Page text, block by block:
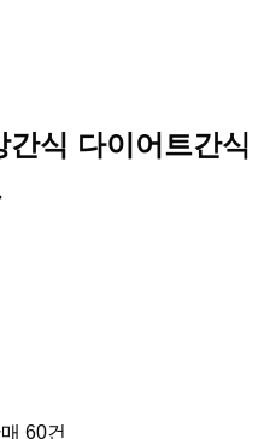
식 다이어트간식
60건